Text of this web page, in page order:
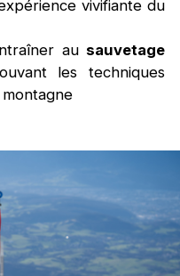
vivifiante du
au sauvetage
les techniques